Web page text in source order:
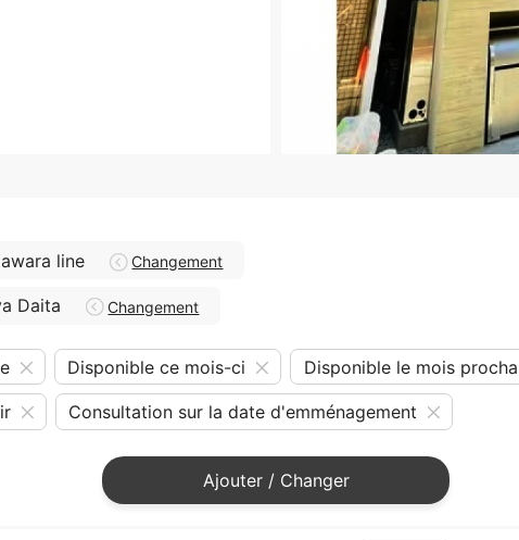
line Changement
Daita Changement
Disponible ce mois-ci Disponible le mois
Consultation sur la date d'emménagement
Ajouter / Changer